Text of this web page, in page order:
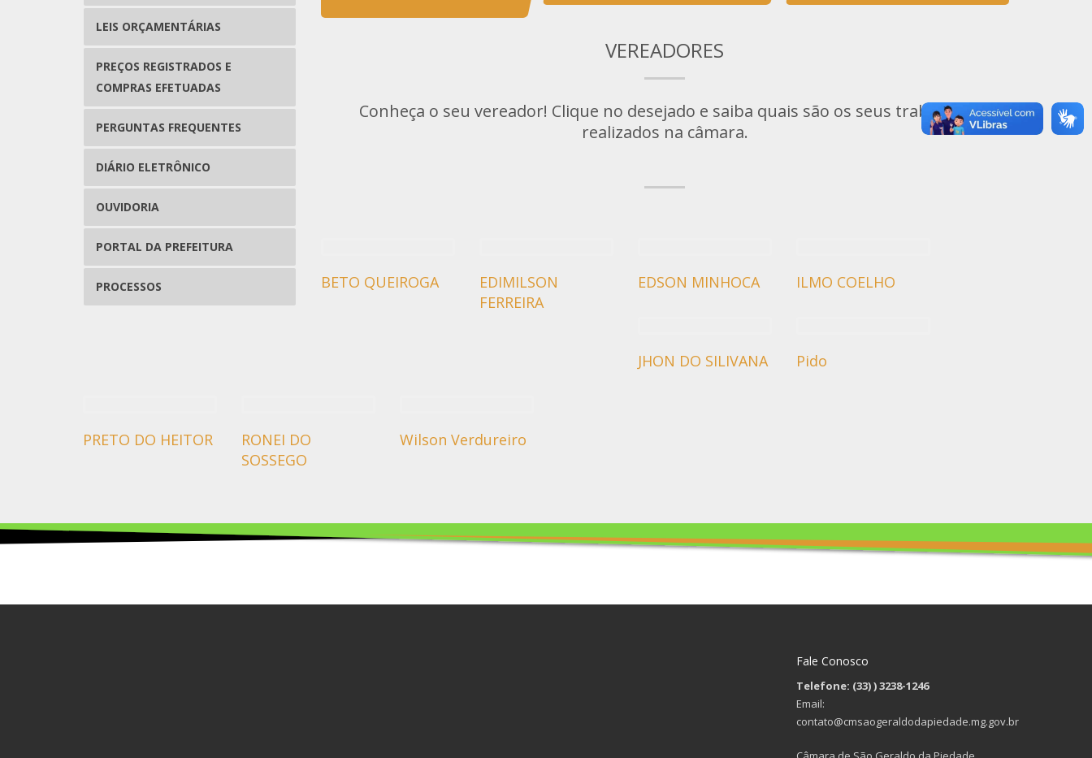
LEIS ORÇAMENTÁRIAS
PREÇOS REGISTRADOS E
COMPRAS EFETUADAS
PERGUNTAS FREQUENTES
DIÁRIO ELETRÔNICO
OUVIDORIA
PORTAL DA PREFEITURA
PROCESSOS
VEREADORES
Conheça o seu vereador! Clique no desejado e saiba quais são os seus trabalhos
realizados na câmara.
BETO QUEIROGA
EDIMILSON
FERREIRA
EDSON MINHOCA ILMO COELHO
JHON DO SILIVANA Pido
PRETO DO HEITOR
RONEI DO
SOSSEGO
Wilson Verdureiro
Fale Conosco
Telefone: (33)) 3238-1246
Email:
contato@cmsaogeraldodapiedade.mg.gov.br